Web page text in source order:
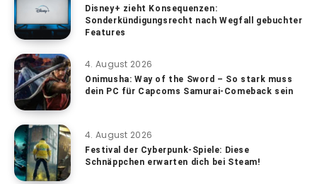
Disney+ zieht Konsequenzen:
Sonderkündigungsrecht nach Wegfall gebuchter
Features
4. August 2026
Onimusha: Way of the Sword – So stark muss
dein PC für Capcoms Samurai-Comeback sein
4. August 2026
Festival der Cyberpunk-Spiele: Diese
Schnäppchen erwarten dich bei Steam!